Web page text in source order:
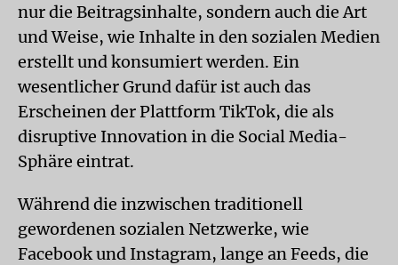
nur die Beitragsinhalte, sondern auch die Art
und Weise, wie Inhalte in den sozialen Medien
erstellt und konsumiert werden. Ein
wesentlicher Grund dafür ist auch das
Erscheinen der Plattform TikTok, die als
disruptive Innovation in die Social Media-
Sphäre eintrat.
Während die inzwischen traditionell
gewordenen sozialen Netzwerke, wie
Facebook und Instagram, lange an Feeds, die